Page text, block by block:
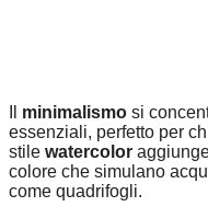
minimalismo si
essenziali, perfetto per
stile watercolor
colore che simulano
come quadrifogli.